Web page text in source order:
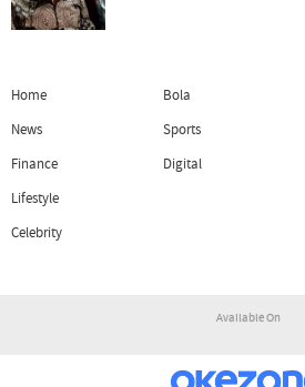
Home
News
Finance
Lifestyle
Celebrity
Bola
Sports
Digital
Available On